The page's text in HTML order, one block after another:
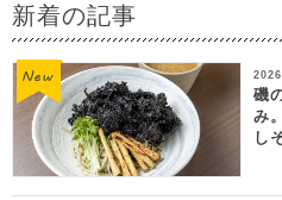
新着の記事
磯
み
し